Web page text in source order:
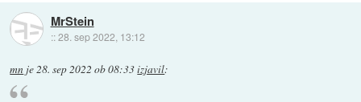
MrStein
::28. sep 2022, 13:12
mn je28. sep 2022 ob 08:33izjavil: